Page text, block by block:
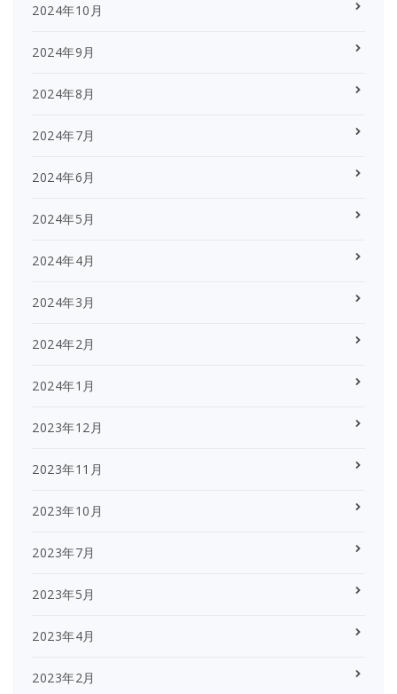
2024年10月
2024年9月
2024年8月
2024年7月
2024年6月
2024年5月
2024年4月
2024年3月
2024年2月
2024年1月
2023年12月
2023年11月
2023年10月
2023年7月
2023年5月
2023年4月
2023年2月